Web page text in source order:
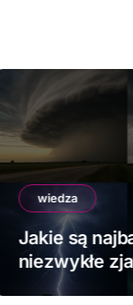
wiedza
Jakie są
niezwykłe
pogodowe?